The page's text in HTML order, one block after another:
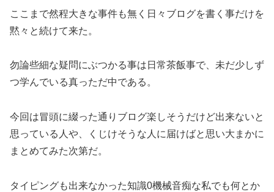
ここまで然程大きな事件も無く日々ブログを書く事だけを
黙々と続けて来た。
勿論些細な疑問にぶつかる事は日常茶飯事で、未だ少しず
つ学んでいる真っただ中である。
今回は冒頭に綴った通りブログ楽しそうだけど出来ないと
思っている人や、くじけそうな人に届けばと思い大まかに
まとめてみた次第だ。
タイピングも出来なかった知識0機械音痴な私でも何とか